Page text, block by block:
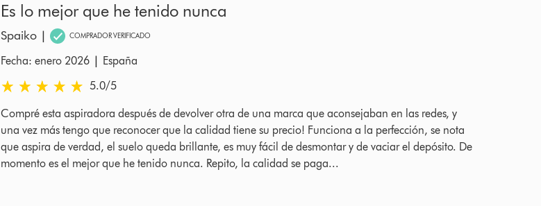
Es lo mejor que he tenido nunca
Spaiko | COMPRADOR VERIFICADO
Fecha: enero 2026 | España
5.0 estrellas de 5 de Fecha: enero 2026 Ratings
5.0/5
Compré esta aspiradora después de devolver otra de una marca que aconsejaban en las redes, y
una vez más tengo que reconocer que la calidad tiene su precio! Funciona a la perfección, se nota
que aspira de verdad, el suelo queda brillante, es muy fácil de desmontar y de vaciar el depósito. De
momento es el mejor que he tenido nunca. Repito, la calidad se paga...